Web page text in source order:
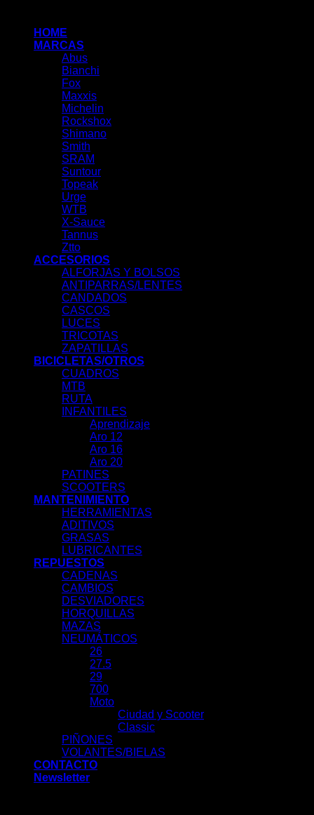
HOME
MARCAS
Abus
Bianchi
Fox
Maxxis
Michelin
Rockshox
Shimano
Smith
SRAM
Suntour
Topeak
Urge
WTB
X-Sauce
Tannus
Ztto
ACCESORIOS
ALFORJAS Y BOLSOS
ANTIPARRAS/LENTES
CANDADOS
CASCOS
LUCES
TRICOTAS
ZAPATILLAS
BICICLETAS/OTROS
CUADROS
MTB
RUTA
INFANTILES
Aprendizaje
Aro 12
Aro 16
Aro 20
PATINES
SCOOTERS
MANTENIMIENTO
HERRAMIENTAS
ADITIVOS
GRASAS
LUBRICANTES
REPUESTOS
CADENAS
CAMBIOS
DESVIADORES
HORQUILLAS
MAZAS
NEUMÁTICOS
26
27.5
29
700
Moto
Ciudad y Scooter
Classic
PIÑONES
VOLANTES/BIELAS
CONTACTO
Newsletter